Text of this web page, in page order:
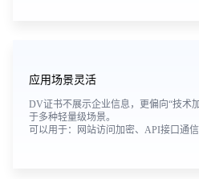
应用场景灵活
DV证书不展示企业信息，更偏向“技术
于多种轻量级场景。
可以用于：网站访问加密、API接口通信